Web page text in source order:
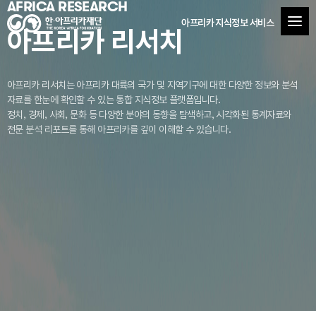
아프리카 지식정보 서비스
AFRICA RESEARCH
아프리카 리서치
아프리카 리서치는 아프리카 대륙의 국가 및 지역기구에 대한 다양한 정보와 분석
자료를 한눈에 확인할 수 있는 통합 지식정보 플랫폼입니다.
정치, 경제, 사회, 문화 등 다양한 분야의 동향을 탐색하고, 시각화된 통계자료와
전문 분석 리포트를 통해 아프리카를 깊이 이해할 수 있습니다.